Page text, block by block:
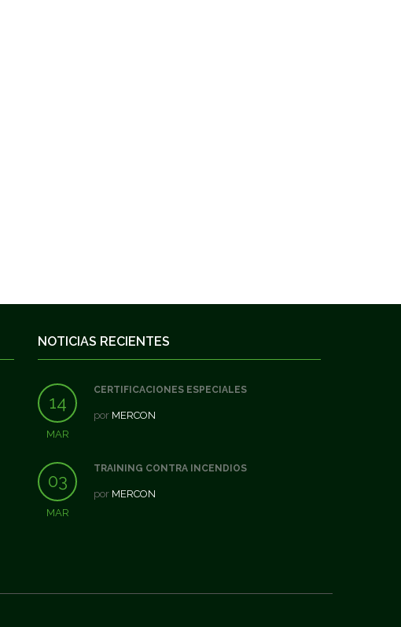
NOTICIAS RECIENTES
14
MAR
CERTIFICACIONES ESPECIALES
por MERCON
03
MAR
TRAINING CONTRA INCENDIOS
por MERCON